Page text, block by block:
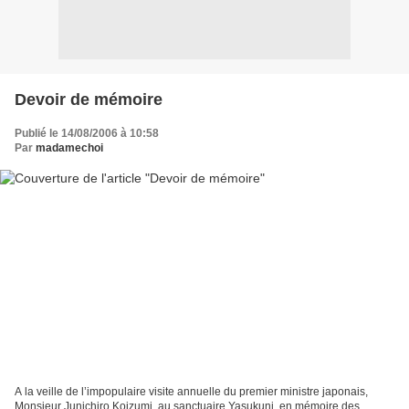
Devoir de mémoire
Publié le 14/08/2006 à 10:58
Par madamechoi
A la veille de l’impopulaire visite annuelle du premier ministre japonais,
Monsieur Junichiro Koizumi, au sanctuaire Yasukuni, en mémoire des